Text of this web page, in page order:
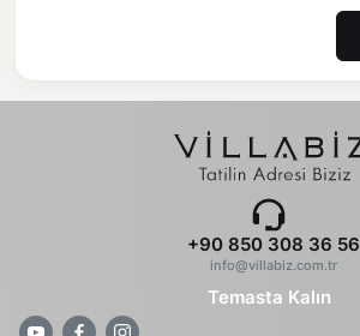
+90 850 308 36 56
info@villabiz.com.tr
Temasta Kalın